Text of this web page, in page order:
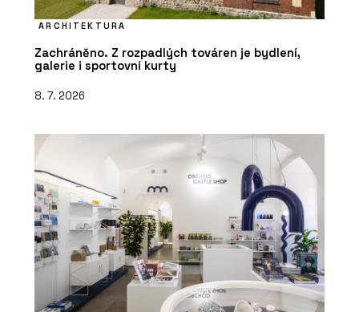
ARCHITEKTURA
Zachráněno. Z rozpadlých továren je bydlení,
galerie i sportovní kurty
8. 7. 2026